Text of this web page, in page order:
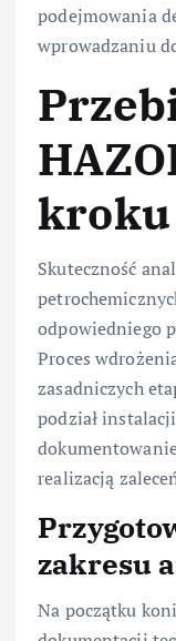
podejmowania
wprowadzaniu
kroku
Skuteczność
odpowiedniego
Proces
zasadniczych
podział
realizacją
zakresu
Na początku